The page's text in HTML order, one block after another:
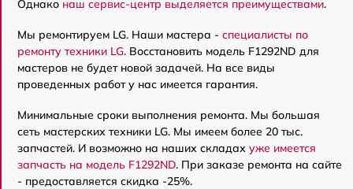
Однако наш сервис-центр выделяется преимуществами.
Мы ремонтируем LG. Наши мастера - специалисты по
ремонту техники LG. Восстановить модель F1292ND для
мастеров не будет новой задачей. На все виды
проведенных работ у нас имеется гарантия.
Минимальные сроки выполнения ремонта. Мы большая
сеть мастерских техники LG. Мы имеем более 20 тыс.
запчастей. И возможно на наших складах уже имеется
запчасть на модель F1292ND. При заказе ремонта на сайте
- предоставляется скидка -25%.